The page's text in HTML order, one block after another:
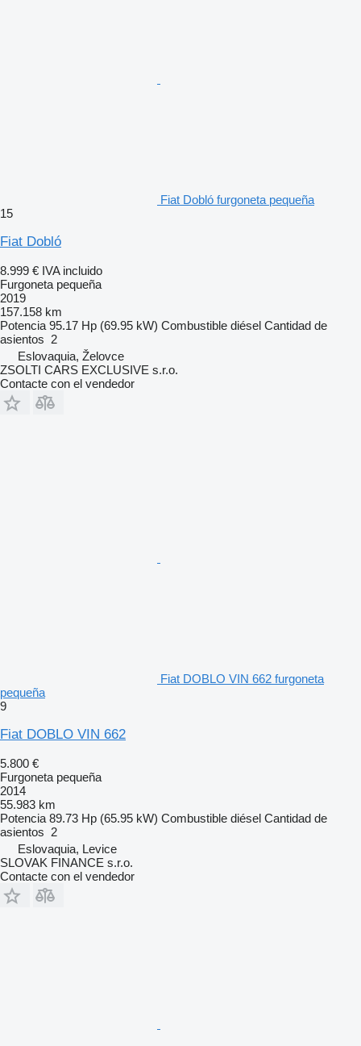
Fiat Dobló furgoneta pequeña
15
Fiat Dobló
8.999 € IVA incluido
Furgoneta pequeña
2019
157.158 km
Potencia 95.17 Hp (69.95 kW) Combustible diésel Cantidad de
asientos 2
Eslovaquia, Želovce
ZSOLTI CARS EXCLUSIVE s.r.o.
Contacte con el vendedor
Fiat DOBLO VIN 662 furgoneta
pequeña
9
Fiat DOBLO VIN 662
5.800 €
Furgoneta pequeña
2014
55.983 km
Potencia 89.73 Hp (65.95 kW) Combustible diésel Cantidad de
asientos 2
Eslovaquia, Levice
SLOVAK FINANCE s.r.o.
Contacte con el vendedor